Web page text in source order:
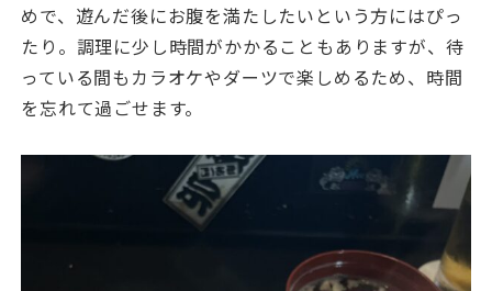
めで、遊んだ後にお腹を満たしたいという方にはぴっ
たり。調理に少し時間がかかることもありますが、待
っている間もカラオケやダーツで楽しめるため、時間
を忘れて過ごせます。